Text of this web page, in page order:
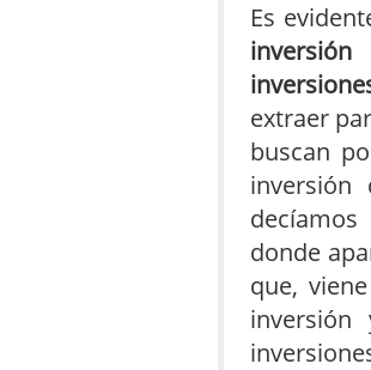
Es
extraer
buscan
inversión
donde
que,